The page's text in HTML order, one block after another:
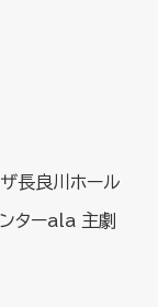
長良川ホール
ターala 主劇